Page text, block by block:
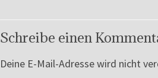
Schreibe einen
Deine E-Mail-Adresse wird nicht